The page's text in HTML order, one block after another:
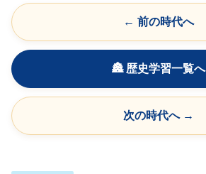
← 前の時代へ
🏯 歴史学習一覧へ
次の時代へ →